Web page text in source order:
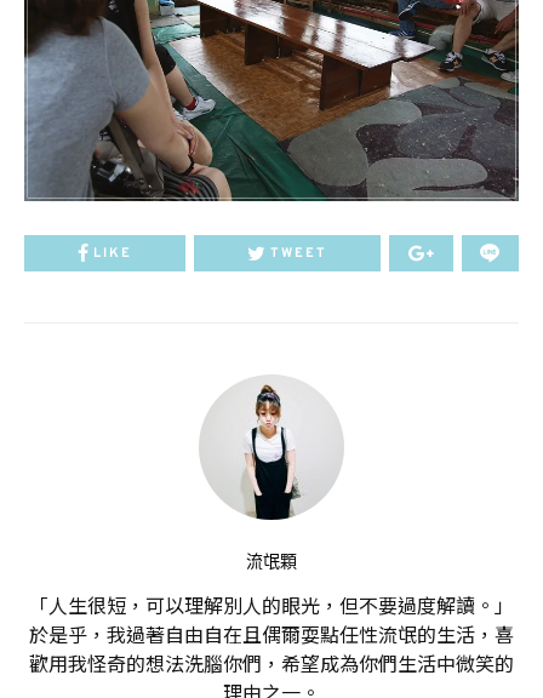
LIKE TWEET
流氓顆
「人生很短，可以理解別人的眼光，但不要過度解讀。」
於是乎，我過著自由自在且偶爾耍點任性流氓的生活，喜
歡用我怪奇的想法洗腦你們，希望成為你們生活中微笑的
理由之一。